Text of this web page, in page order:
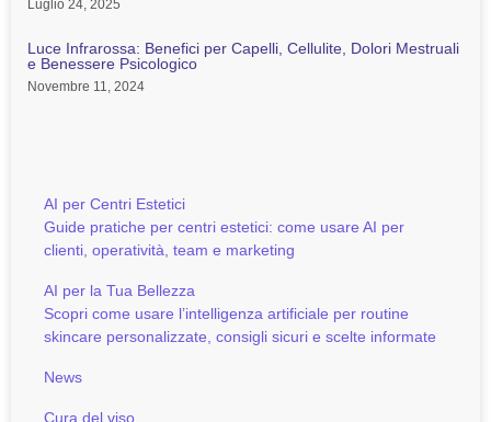
Luglio 24, 2025
Luce Infrarossa: Benefici per Capelli, Cellulite, Dolori Mestruali
e Benessere Psicologico
Novembre 11, 2024
AI per Centri Estetici
Guide pratiche per centri estetici: come usare AI per
clienti, operatività, team e marketing
AI per la Tua Bellezza
Scopri come usare l’intelligenza artificiale per routine
skincare personalizzate, consigli sicuri e scelte informate
News
Cura del viso